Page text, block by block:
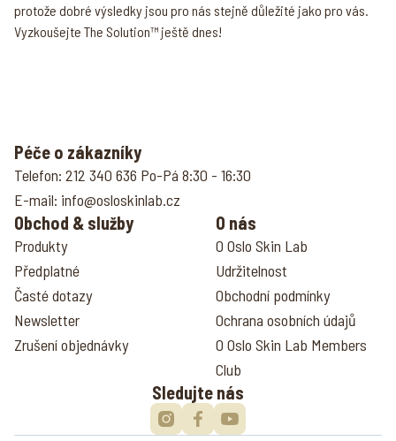
protože dobré výsledky jsou pro nás stejně důležité jako pro vás.
Vyzkoušejte The Solution™ ještě dnes!
Péče o zákazníky
Telefon: 212 340 636 Po-Pá 8:30 - 16:30
E-mail: info@osloskinlab.cz
Obchod & služby
Produkty
Předplatné
Časté dotazy
Newsletter
Zrušení objednávky
O nás
O Oslo Skin Lab
Udržitelnost
Obchodní podmínky
Ochrana osobních údajů
O Oslo Skin Lab Members
Club
Sledujte nás